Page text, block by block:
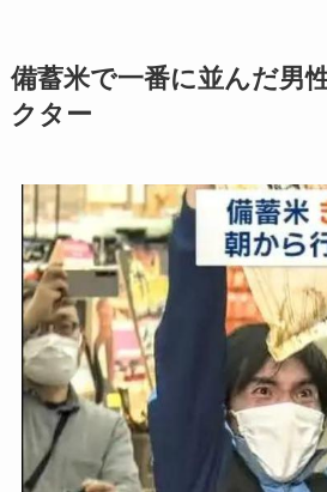
備蓄米で一番に並んだ男
クター